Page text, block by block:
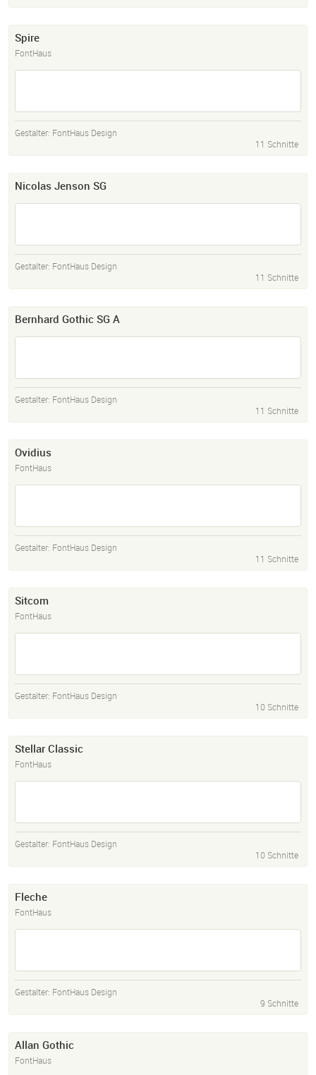
Spire
FontHaus
Gestalter: FontHaus Design
11 Schnitte
Nicolas Jenson SG
Gestalter: FontHaus Design
11 Schnitte
Bernhard Gothic SG A
Gestalter: FontHaus Design
11 Schnitte
Ovidius
FontHaus
Gestalter: FontHaus Design
11 Schnitte
Sitcom
FontHaus
Gestalter: FontHaus Design
10 Schnitte
Stellar Classic
FontHaus
Gestalter: FontHaus Design
10 Schnitte
Fleche
FontHaus
Gestalter: FontHaus Design
9 Schnitte
Allan Gothic
FontHaus